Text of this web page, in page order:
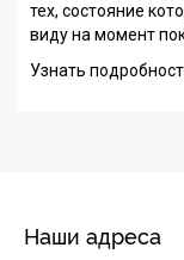
тех, состояние
виду на момент
Узнать
Наши адреса